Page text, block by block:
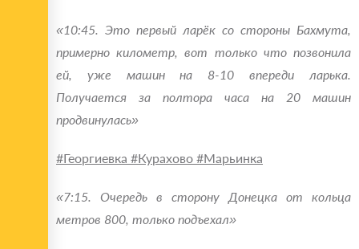
«10:45. Это первый ларёк со стороны Бахмута,
примерно километр, вот только что позвонила
ей, уже машин на 8-10 впереди ларька.
Получается за полтора часа на 20 машин
продвинулась»
#Георгиевка #Курахово #Марьинка
«7:15. Очередь в сторону Донецка от кольца
метров 800, только подъехал»